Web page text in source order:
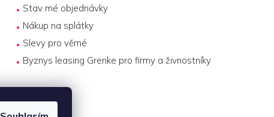
Stav mé objednávky
Nákup na splátky
Slevy pro věrné
Byznys leasing Grenke pro firmy a živnostníky